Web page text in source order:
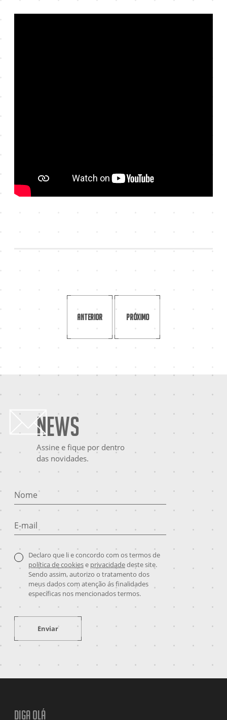
Anterior Próximo
News
Assine e fique por dentro
das novidades.
Nome
E-mail
Declaro que li e concordo com os termos de
política de cookiese privacidadedeste site.
Sendo assim, autorizo o tratamento dos
meus dados com atenção ás finalidades
específicas nos mencionados termos.
Enviar
Diga olá